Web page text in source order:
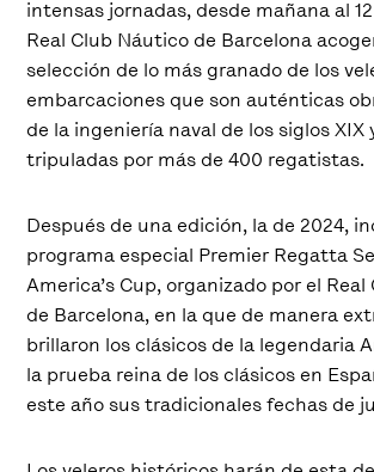
intensas jornadas, desde mañana al
Real Club Náutico de Barcelona
selección de lo más granado de los
embarcaciones que son auténticas
de la ingeniería naval de los siglos XIX
tripuladas por más de 400 regatistas.
Después de una edición, la de 2024,
programa especial Premier Regatta
America’s Cup, organizado por el
de Barcelona, en la que de manera
brillaron los clásicos de la legendaria
la prueba reina de los clásicos en
este año sus tradicionales fechas de